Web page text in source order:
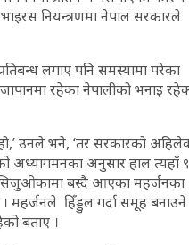
नियन्त्रणमा नेपाल सरकारले
लगाए पनि समस्यामा परेका
रहेका नेपालीको भनाइ
उनले भने, ‘तर सरकारको
अध्यागमनका अनुसार हाल त्यहाँ
बस्दै आएका महर्जनका
हिँड्डुल गर्दा समूह बनाउने
बताए ।